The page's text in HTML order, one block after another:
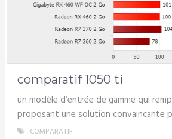
comparatif 1050 ti
un modèle d’entrée de gamme qui
proposant une solution convaincante
COMPARATIF